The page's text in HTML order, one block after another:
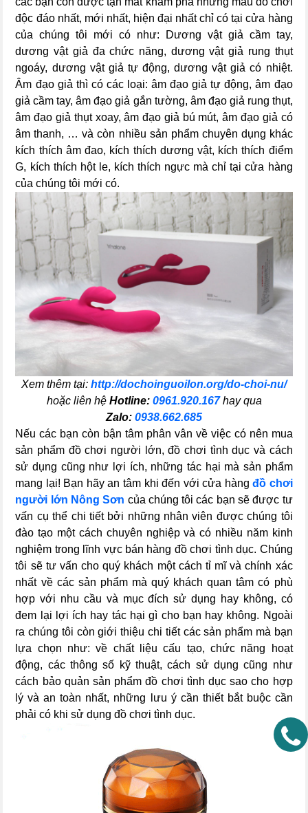
độc đáo nhất, mới nhất, hiện đại nhất chỉ có tại cửa hàng
của chúng tôi mới có như: Dương vật giả cầm tay,
dương vật giả đa chức năng, dương vật giả rung thụt
ngoáy, dương vật giả tự động, dương vật giả có nhiệt.
Âm đạo giả thì có các loại: âm đạo giả tự động, âm đạo
giả cầm tay, âm đạo giả gắn tường, âm đạo giả rung thụt,
âm đạo giả thụt xoay, âm đạo giả bú mút, âm đạo giả có
âm thanh, … và còn nhiều sản phẩm chuyên dụng khác
kích thích âm đao, kích thích dương vật, kích thích điểm
G, kích thích hột le, kích thích ngực mà chỉ tại cửa hàng
của chúng tôi mới có.
Xem thêm tại: http://dochoinguoilon.org/do-choi-nu/
hoặc liên hệ Hotline: 0961.920.167hay qua
Zalo: 0938.662.685
Nếu các bạn còn bận tâm phân vân về việc có nên mua
sản phẩm đồ chơi người lớn, đồ chơi tình dục và cách
sử dụng cũng như lợi ích, những tác hại mà sản phẩm
mang lại! Bạn hãy an tâm khi đến với cửa hàngđồ chơi
người lớn Nông Sơn của chúng tôi các bạn sẽ được tư
vấn cụ thể chi tiết bởi những nhân viên được chúng tôi
đào tạo một cách chuyên nghiệp và có nhiều năm kinh
nghiệm trong lĩnh vực bán hàng đồ chơi tình dục. Chúng
tôi sẽ tư vấn cho quý khách một cách tỉ mĩ và chính xác
nhất về các sản phẩm mà quý khách quan tâm có phù
hợp với nhu cầu và mục đích sử dụng hay không, có
đem lại lợi ích hay tác hại gì cho bạn hay không. Ngoài
ra chúng tôi còn giới thiệu chi tiết các sản phẩm mà bạn
lựa chọn như: về chất liệu cấu tạo, chức năng hoạt
động, các thông số kỹ thuật, cách sử dụng cũng như
cách bảo quản sản phẩm đồ chơi tình dục sao cho hợp
lý và an toàn nhất, những lưu ý cần thiết bắt buộc cần
phải có khi sử dụng đồ chơi tình dục.